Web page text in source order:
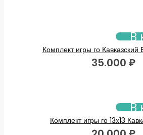
В
Комплект игры го
35.000 ₽
В
Комплект игры го 13х13